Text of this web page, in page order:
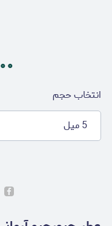
انتخاب حجم
5 میل